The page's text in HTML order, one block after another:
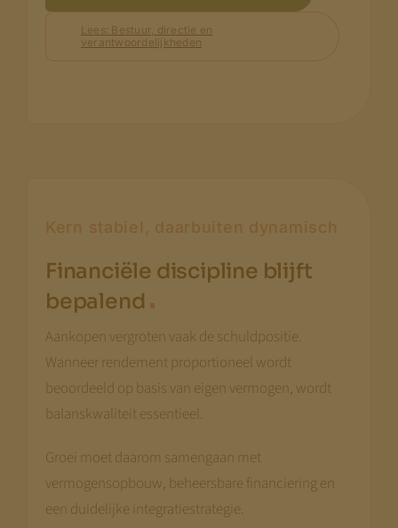
Lees: Bestuur, directie en
verantwoordelijkheden
Kern stabiel, daarbuiten dynamisch
Financiële discipline blijft
bepalend .
Aankopen vergroten vaak de schuldpositie.
Wanneer rendement proportioneel wordt
beoordeeld op basis van eigen vermogen, wordt
balanskwaliteit essentieel.
Groei moet daarom samengaan met
vermogensopbouw, beheersbare financiering en
een duidelijke integratiestrategie.
Met vriendelijke groet,